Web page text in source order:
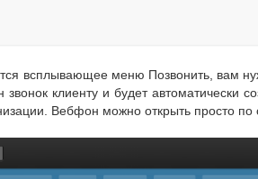
всплывающее меню Позвонить, вам
звонок клиенту и будет
Вебфон можно открыть просто